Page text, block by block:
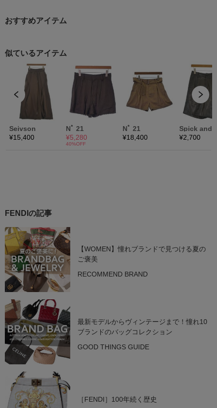
おすすめアイテム
FENDIの記事
【WOMEN】憧れブランドで見つける夏の
ご褒美
RECOMMEND BRAND
最新モデルからヴィンテージまで！憧れ10
ブランドのバッグコレクション
GOOD THINGS GUIDE
［FENDI］100年続く歴史